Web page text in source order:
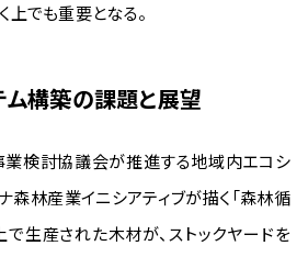
でも重要となる。
構築の課題と展望
検討協議会が推進する地域内エコシ
森林産業イニシアティブが描く「森林循
生産された木材が、ストックヤードを